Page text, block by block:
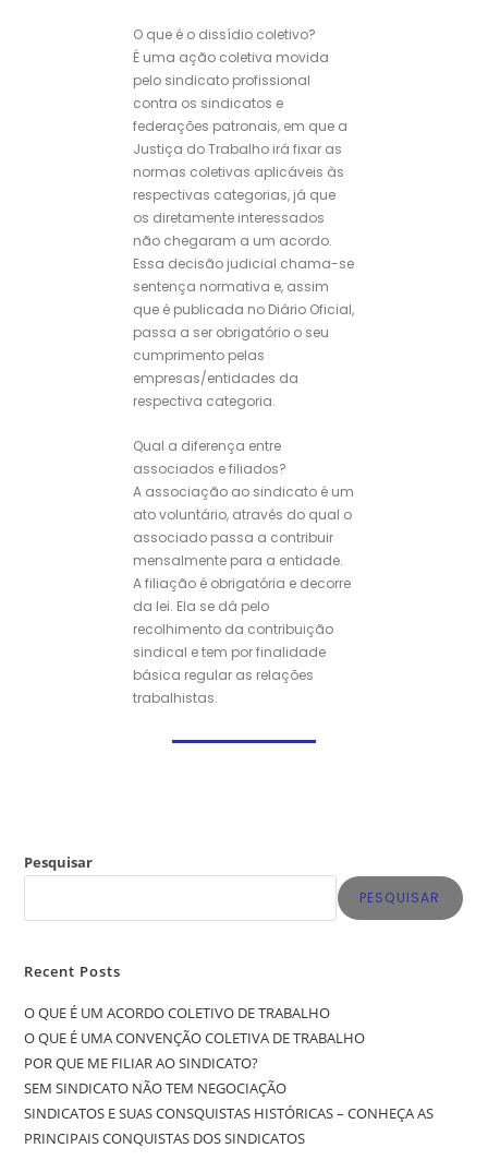
O que é o dissídio coletivo?
É uma ação coletiva movida
pelo sindicato profissional
contra os sindicatos e
federações patronais, em que a
Justiça do Trabalho irá fixar as
normas coletivas aplicáveis às
respectivas categorias, já que
os diretamente interessados
não chegaram a um acordo.
Essa decisão judicial chama-se
sentença normativa e, assim
que é publicada no Diário Oficial,
passa a ser obrigatório o seu
cumprimento pelas
empresas/entidades da
respectiva categoria.
Qual a diferença entre
associados e filiados?
A associação ao sindicato é um
ato voluntário, através do qual o
associado passa a contribuir
mensalmente para a entidade.
A filiação é obrigatória e decorre
da lei. Ela se dá pelo
recolhimento da contribuição
sindical e tem por finalidade
básica regular as relações
trabalhistas.
Pesquisar
PESQUISAR
Recent Posts
O QUE É UM ACORDO COLETIVO DE TRABALHO
O QUE É UMA CONVENÇÃO COLETIVA DE TRABALHO
POR QUE ME FILIAR AO SINDICATO?
SEM SINDICATO NÃO TEM NEGOCIAÇÃO
SINDICATOS E SUAS CONSQUISTAS HISTÓRICAS – CONHEÇA AS
PRINCIPAIS CONQUISTAS DOS SINDICATOS